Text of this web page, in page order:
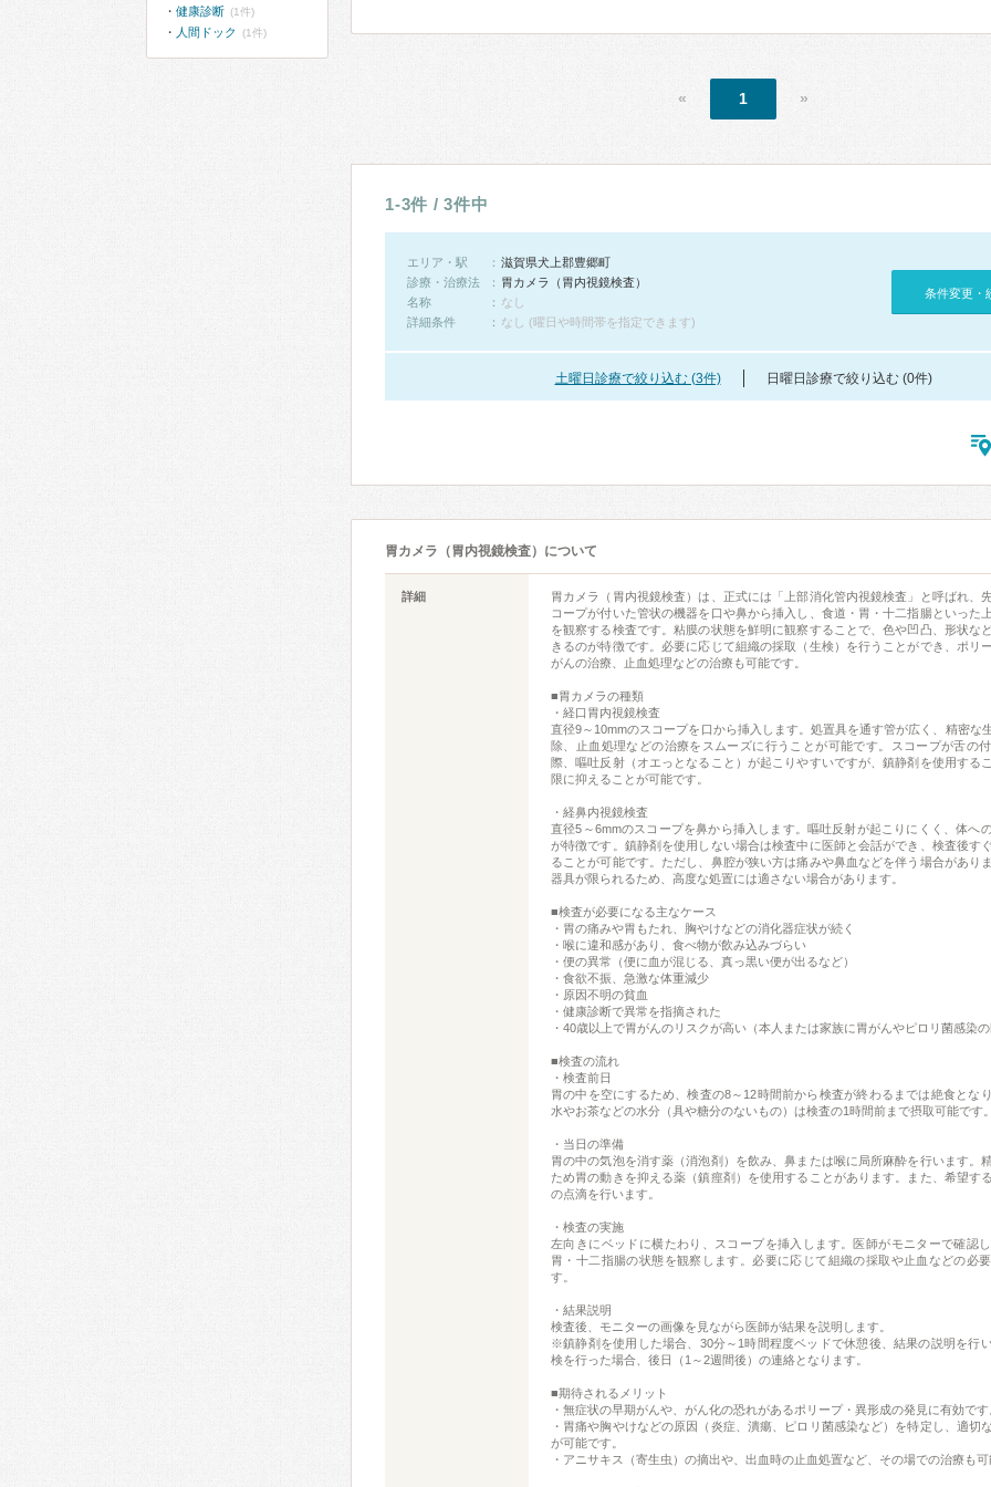
« 1 »
1-3件 / 3件中
エリア・駅
滋賀県犬上郡豊郷町
診療・治療法
胃カメラ（胃内視鏡検査）
名称
なし
詳細条件
なし (曜日や時間帯を指定できます)
条件変更・
土曜日診療で絞り込む (3件) 日曜日診療で絞り込む (0件)
胃カメラ（胃内視鏡検査）について
詳細
胃カメラ（胃内視鏡検査）は、正式には「上部消化管内視鏡検査」と呼ばれ、
コープが付いた管状の機器を口や鼻から挿入し、食道・胃・十二指腸といった
を観察する検査です。粘膜の状態を鮮明に観察することで、色や凹凸、形状な
きるのが特徴です。必要に応じて組織の採取（生検）を行うことができ、ポリ
がんの治療、止血処理などの治療も可能です。
■胃カメラの種類
・経口胃内視鏡検査
直径9～10mmのスコープを口から挿入します。処置具を通す管が広く、精密な
除、止血処理などの治療をスムーズに行うことが可能です。スコープが舌の
際、嘔吐反射（オエっとなること）が起こりやすいですが、鎮静剤を使用する
限に抑えることが可能です。
・経鼻内視鏡検査
直径5～6mmのスコープを鼻から挿入します。嘔吐反射が起こりにくく、体へ
が特徴です。鎮静剤を使用しない場合は検査中に医師と会話ができ、検査後す
ることが可能です。ただし、鼻腔が狭い方は痛みや鼻血などを伴う場合があり
器具が限られるため、高度な処置には適さない場合があります。
■検査が必要になる主なケース
・胃の痛みや胃もたれ、胸やけなどの消化器症状が続く
・喉に違和感があり、食べ物が飲み込みづらい
・便の異常（便に血が混じる、真っ黒い便が出るなど）
・食欲不振、急激な体重減少
・原因不明の貧血
・健康診断で異常を指摘された
・40歳以上で胃がんのリスクが高い（本人または家族に胃がんやピロリ菌感染
■検査の流れ
・検査前日
胃の中を空にするため、検査の8～12時間前から検査が終わるまでは絶食とな
水やお茶などの水分（具や糖分のないもの）は検査の1時間前まで摂取可能です
・当日の準備
胃の中の気泡を消す薬（消泡剤）を飲み、鼻または喉に局所麻酔を行います。
ため胃の動きを抑える薬（鎮痙剤）を使用することがあります。また、希望す
の点滴を行います。
・検査の実施
左向きにベッドに横たわり、スコープを挿入します。医師がモニターで確認
胃・十二指腸の状態を観察します。必要に応じて組織の採取や止血などの必
す。
・結果説明
検査後、モニターの画像を見ながら医師が結果を説明します。
※鎮静剤を使用した場合、30分～1時間程度ベッドで休憩後、結果の説明を行
検を行った場合、後日（1～2週間後）の連絡となります。
■期待されるメリット
・無症状の早期がんや、がん化の恐れがあるポリープ・異形成の発見に有効です
・胃痛や胸やけなどの原因（炎症、潰瘍、ピロリ菌感染など）を特定し、適切
が可能です。
・アニサキス（寄生虫）の摘出や、出血時の止血処置など、その場での治療も
健康診断 (1件)
人間ドック (1件)